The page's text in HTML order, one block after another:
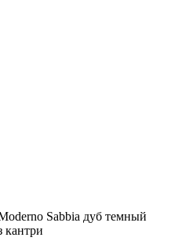
Sabbia дуб темный
кантри